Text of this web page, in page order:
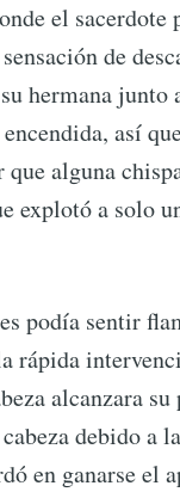
el
de
hermana junto
así
alguna
explotó a solo
podía sentir
rápida
alcanzara
debido a
en ganarse el
&
your inbox